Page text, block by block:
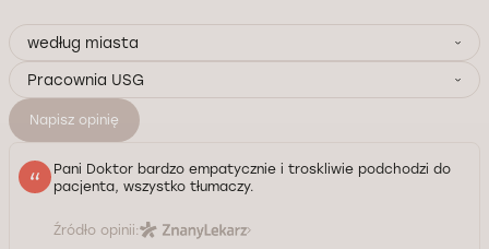
według miasta
Pracownia USG
Napisz opinię
Pani Doktor bardzo empatycznie i troskliwie podchodzi do
pacjenta, wszystko tłumaczy.
Źródło opinii: